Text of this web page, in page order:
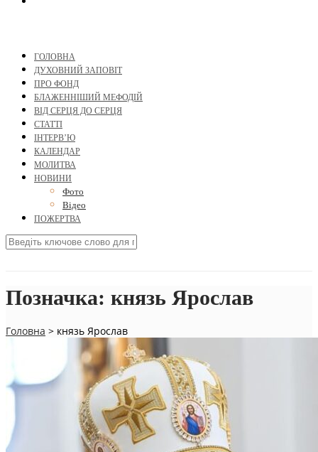
ГОЛОВНА
ДУХОВНИЙ ЗАПОВІТ
ПРО ФОНД
БЛАЖЕННІШИЙ МЕФОДІЙ
ВІД СЕРЦЯ ДО СЕРЦЯ
СТАТТІ
ІНТЕРВ’Ю
КАЛЕНДАР
МОЛИТВА
НОВИНИ
Фото
Відео
ПОЖЕРТВА
Позначка: князь Ярослав
Головна > князь Ярослав